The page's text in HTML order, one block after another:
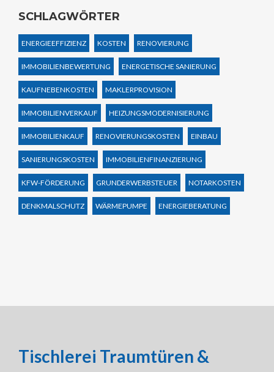
SCHLAGWÖRTER
ENERGIEEFFIZIENZ KOSTEN RENOVIERUNG
IMMOBILIENBEWERTUNG ENERGETISCHE SANIERUNG
KAUFNEBENKOSTEN MAKLERPROVISION
IMMOBILIENVERKAUF HEIZUNGSMODERNISIERUNG
IMMOBILIENKAUF RENOVIERUNGSKOSTEN EINBAU
SANIERUNGSKOSTEN IMMOBILIENFINANZIERUNG
KFW-FÖRDERUNG GRUNDERWERBSTEUER NOTARKOSTEN
DENKMALSCHUTZ WÄRMEPUMPE ENERGIEBERATUNG
Tischlerei Traumtüren &